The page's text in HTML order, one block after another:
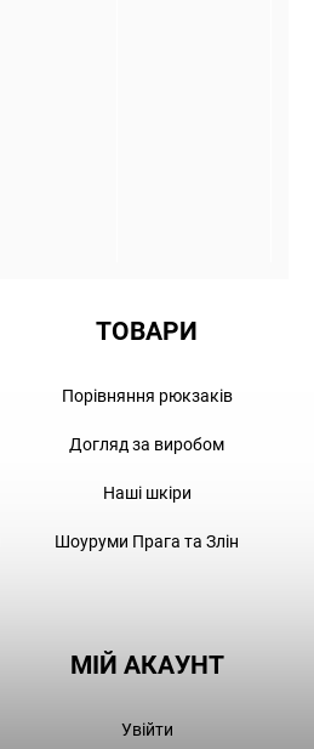
ТОВАРИ
Порівняння рюкзаків
Догляд за виробом
Наші шкіри
Шоуруми Прага та Злін
МІЙ АКАУНТ
Увійти